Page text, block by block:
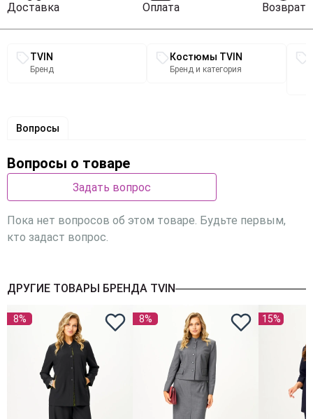
Доставка Оплата Возврат
Связанные разделы каталога
TVIN
Бренд
Костюмы TVIN
Бренд и категория
Вопросы
Вопросы о товаре
Задать вопрос
Пока нет вопросов об этом товаре. Будьте первым,
кто задаст вопрос.
ДРУГИЕ ТОВАРЫ БРЕНДА TVIN
8% 8% 15%